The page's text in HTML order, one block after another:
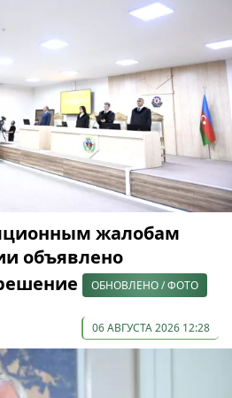
жалобам
объявлено
ОБНОВЛЕНО / ФОТО
06 АВГУСТА 2026 12:28